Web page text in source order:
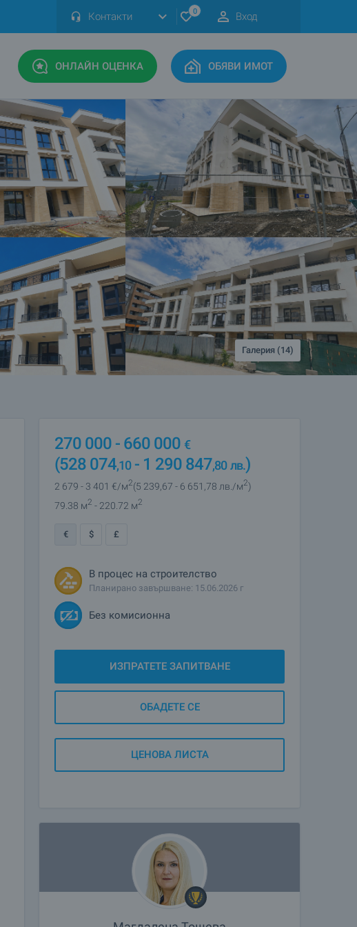
Контакти 0 Вход
ОНЛАЙН ОЦЕНКА ОБЯВИ ИМОТ
Галерия (14)
270 000 - 660 000 €
(528 074,10 - 1 290 847,80 лв.)
2 679 - 3 401 €/м2(5 239 ,67 - 6 651 ,78 лв./м2)
79.38 м2 - 220.72 м2
€ $ £
В процес на строителство
Планирано завършване: 15.06.2026 г
Без комисионна
ИЗПРАТЕТЕ ЗАПИТВАНЕ
ОБАДЕТЕ СЕ
ЦЕНОВА ЛИСТА